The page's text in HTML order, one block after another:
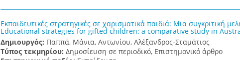
Εκπαιδευτικές στρατηγικές σε χαρισματικά παιδιά: Mια συγκριτική
Educational strategies for gifted children: a comparative study in
Δημιουργός: Παππά, Μάνια, Αντωνίου, Αλέξανδρος-Σταμάτιος
Τύπος τεκμηρίου: Δημοσίευση σε περιοδικό, Επιστημονικό άρθρο